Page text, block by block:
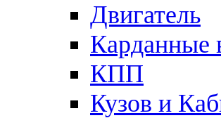
Двигатель
Карданные
КПП
Кузов и